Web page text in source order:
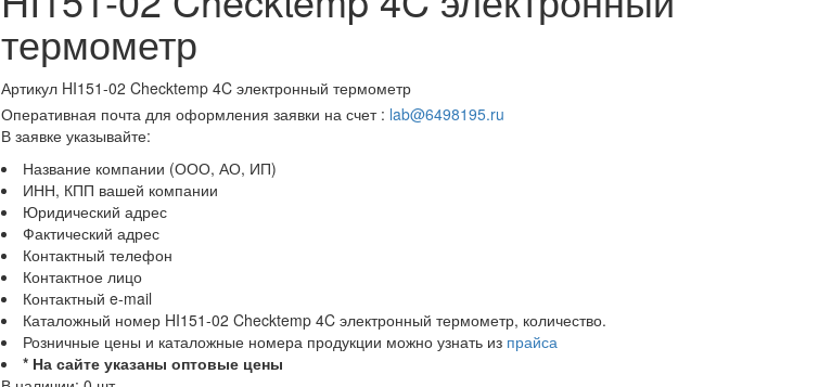
термометр
Артикул HI151-02 Checktemp 4C электронный термометр
Оперативная почта для оформления заявки на счет : lab@6498195.ru
В заявке указывайте:
Название компании (ООО, АО, ИП)
ИНН, КПП вашей компании
Юридический адрес
Фактический адрес
Контактный телефон
Контактное лицо
Контактный e-mail
Каталожный номер HI151-02 Checktemp 4C электронный термометр, количество.
Розничные цены и каталожные номера продукции можно узнать из прайса
* На сайте указаны оптовые цены